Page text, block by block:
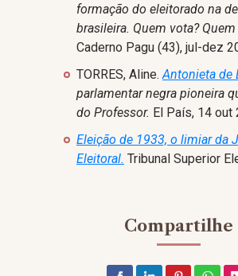
formação do eleitorado na
brasileira. Quem vota?
Caderno Pagu (43), jul-dez
TORRES, Aline.Antonieta de
parlamentar negra pioneira
do Professor. El País, 14 out
Eleição de 1933, o limiar da
Eleitoral. Tribunal Superior
Compartilhe